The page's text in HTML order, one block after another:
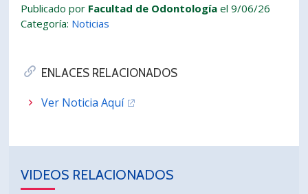
ENLACES RELACIONADOS
Ver Noticia Aquí
Publicado por Facultad de Odontología el 9/06/26
Categoría: Noticias
VIDEOS RELACIONADOS